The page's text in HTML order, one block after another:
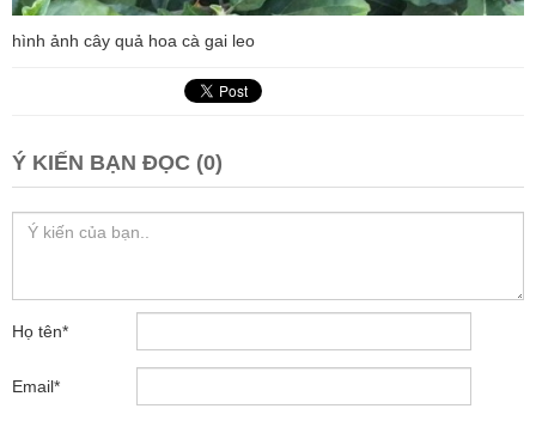
hình ảnh cây quả hoa cà gai leo
Ý KIẾN BẠN ĐỌC (0)
Họ tên*
Email*